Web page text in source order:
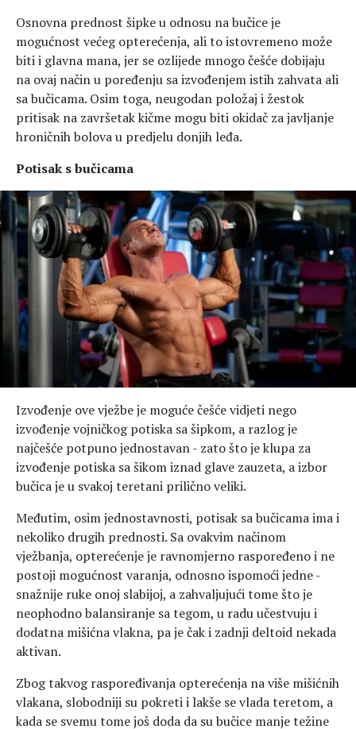
Osnovna prednost šipke u odnosu na bučice je
mogućnost većeg opterećenja, ali to istovremeno može
biti i glavna mana, jer se ozlijede mnogo češće dobijaju
na ovaj način u poređenju sa izvođenjem istih zahvata ali
sa bučicama. Osim toga, neugodan položaj i žestok
pritisak na završetak kičme mogu biti okidač za javljanje
hroničnih bolova u predjelu donjih leđa.
Potisak s bučicama
Izvođenje ove vježbe je moguće češće vidjeti nego
izvođenje vojničkog potiska sa šipkom, a razlog je
najčešće potpuno jednostavan - zato što je klupa za
izvođenje potiska sa šikom iznad glave zauzeta, a izbor
bučica je u svakoj teretani prilično veliki.
Međutim, osim jednostavnosti, potisak sa bučicama ima i
nekoliko drugih prednosti. Sa ovakvim načinom
vježbanja, opterećenje je ravnomjerno raspoređeno i ne
postoji mogućnost varanja, odnosno ispomoći jedne -
snažnije ruke onoj slabijoj, a zahvaljujući tome što je
neophodno balansiranje sa tegom, u radu učestvuju i
dodatna mišićna vlakna, pa je čak i zadnji deltoid nekada
aktivan.
Zbog takvog raspoređivanja opterećenja na više mišićnih
vlakana, slobodniji su pokreti i lakše se vlada teretom, a
kada se svemu tome još doda da su bučice manje težine